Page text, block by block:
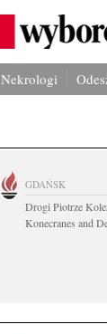
Nekrologi
GDAŃSK
Drogi Piotrze
Konecranes and